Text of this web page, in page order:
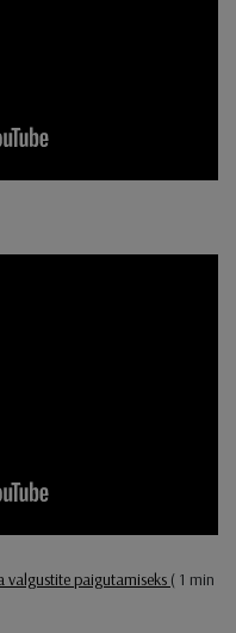
valgustite paigutamiseks ( 1 min